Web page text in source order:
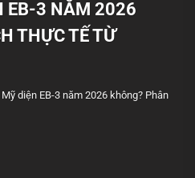
EB-3 NĂM 2026
THỰC TẾ TỪ
diện EB-3 năm 2026 không? Phân